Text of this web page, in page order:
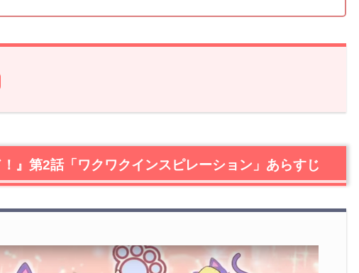
』第2話「ワクワクインスピレーション」あらすじ
ると聞けば、姫石らきはいても立ってもいられません！
四ツ星学園の制度について
過去作！期待に胸が膨らむ仕組みとわかり、内心お祭りモードです
！』第2話「ワクワクインスピレーション」あらすじ